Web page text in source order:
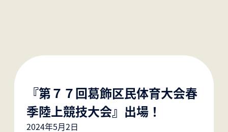
『第７７回葛飾区民体育大会春
季陸上競技大会』出場！
2024年5月2日